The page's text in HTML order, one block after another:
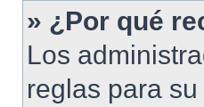
» ¿Por qué
Los
reglas para